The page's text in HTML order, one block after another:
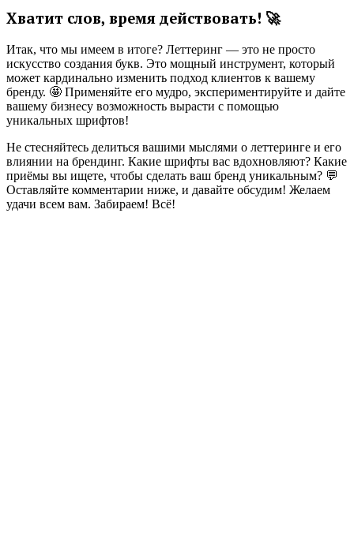
Хватит слов, время действовать! 🚀
Итак, что мы имеем в итоге? Леттеринг — это не просто
искусство создания букв. Это мощный инструмент, который
может кардинально изменить подход клиентов к вашему
бренду. 🤩 Применяйте его мудро, экспериментируйте и дайте
вашему бизнесу возможность вырасти с помощью
уникальных шрифтов!
Не стесняйтесь делиться вашими мыслями о леттеринге и его
влиянии на брендинг. Какие шрифты вас вдохновляют? Какие
приёмы вы ищете, чтобы сделать ваш бренд уникальным? 💬
Оставляйте комментарии ниже, и давайте обсудим! Желаем
удачи всем вам. Забираем! Всё!